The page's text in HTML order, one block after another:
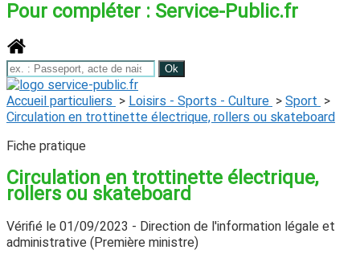
Pour compléter : Service-Public.fr
Accueil particuliers >Loisirs - Sports - Culture >Sport >
Circulation en trottinette électrique, rollers ou skateboard
Fiche pratique
Circulation en trottinette électrique,
rollers ou skateboard
Vérifié le 01/09/2023 - Direction de l'information légale et
administrative (Première ministre)